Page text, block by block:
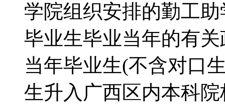
学院组织安排的勤工
毕业生毕业当年的有
当年毕业生(不含对口
生升入广西区内本